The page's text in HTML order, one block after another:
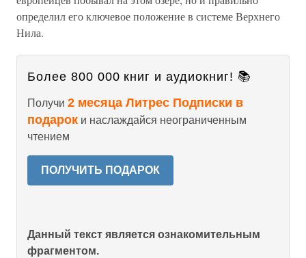
определил его ключевое положение в системе Верхнего
Нила.
Более 800 000 книг и аудиокниг! 📚
Получи 2 месяца Литрес Подписки в
подарок и наслаждайся неограниченным
чтением
ПОЛУЧИТЬ ПОДАРОК
Данный текст является ознакомительным
фрагментом.